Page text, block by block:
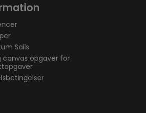
Sails
canvas opgaver for